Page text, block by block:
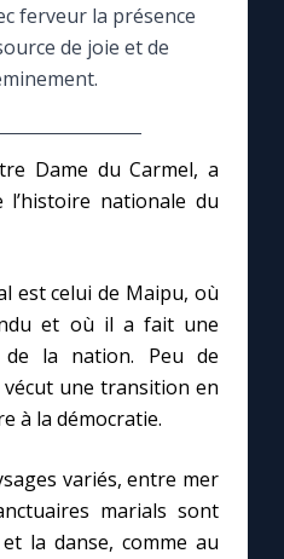
mois
ferveur la présence
de joie et de
Dame du Carmel, a
nationale du
est celui de Maipu, où
et où il a fait une
de la nation. Peu de
une transition en
à la démocratie.
variés, entre mer
marials sont
la danse, comme au